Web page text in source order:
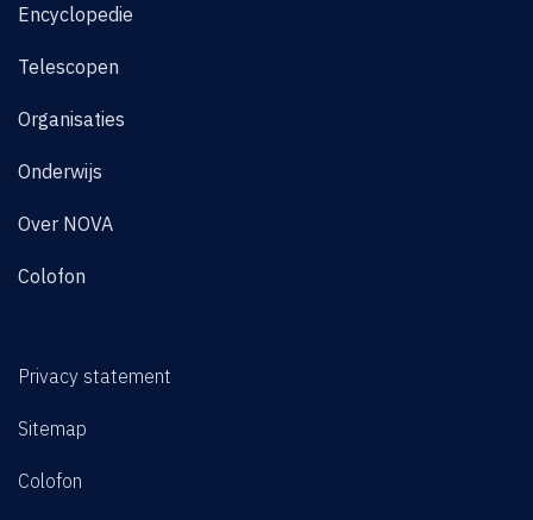
Encyclopedie
Telescopen
Organisaties
Onderwijs
Over NOVA
Colofon
Privacy statement
Sitemap
Colofon